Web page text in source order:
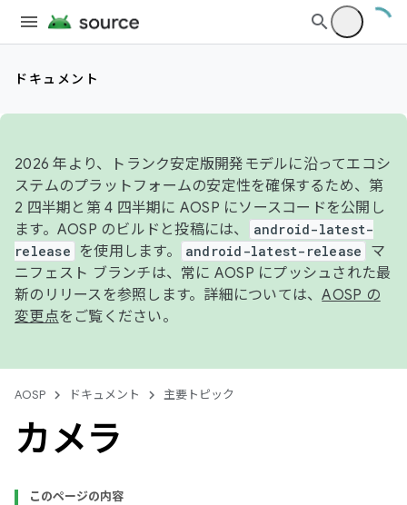
ドキュメント
2026 年より、トランク安定版開発モデルに沿ってエコシ
ステムのプラットフォームの安定性を確保するため、第
2 四半期と第 4 四半期に AOSP にソースコードを公開し
ます。AOSP のビルドと投稿には、
android-latest-
release
を使用します。 android-latest-release
マ
ニフェスト ブランチは、常に AOSP にプッシュされた最
新のリリースを参照します。詳細については、AOSP の
変更点をご覧ください。
AOSP ドキュメント 主要トピック
カメラ
このページの内容